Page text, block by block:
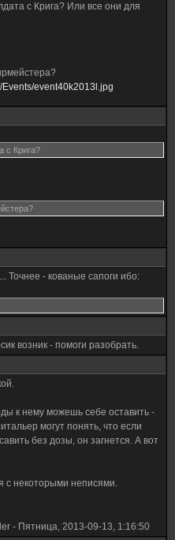
с Крига? Или все они для
Events/event40k2013l.jpg
с Крига?
Точнее - кованые сапоги ибо:
возник - помоги разобрать.
к нему можешь себе оставить -
могут понять, что если
без дозы, он загнется. А вот
с некоторыми неписями.
- Пятница, 2013-09-13, 1:16:50